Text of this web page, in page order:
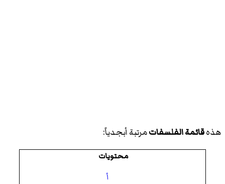
هذهقائمة الفلسفاتمرتبة أبجدياً:
محتويات
أ